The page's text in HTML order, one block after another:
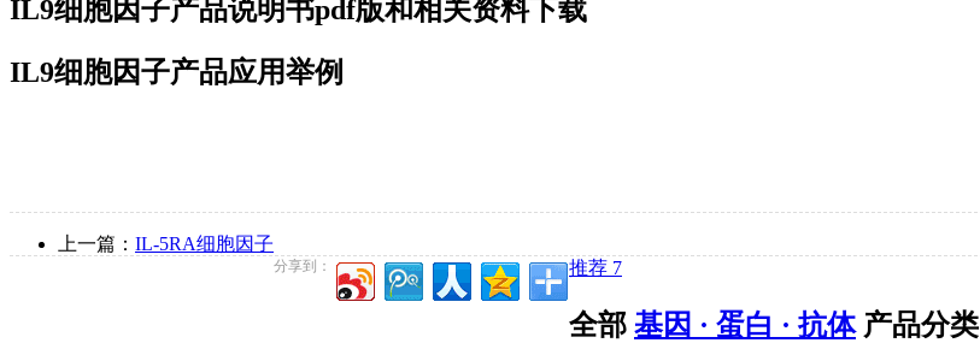
IL9细胞因子产品说明书pdf版和相关资料下载
IL9细胞因子产品应用举例
上一篇： IL-5RA细胞因子
分享到： 推荐 7
全部 基因 · 蛋白 · 抗体产品分类